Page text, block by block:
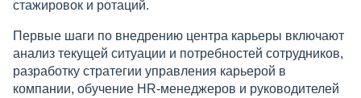
стажировок и ротаций.
Первые шаги по внедрению центра карьеры включают
анализ текущей ситуации и потребностей сотрудников,
разработку стратегии управления карьерой в
компании, обучение HR-менеджеров и руководителей